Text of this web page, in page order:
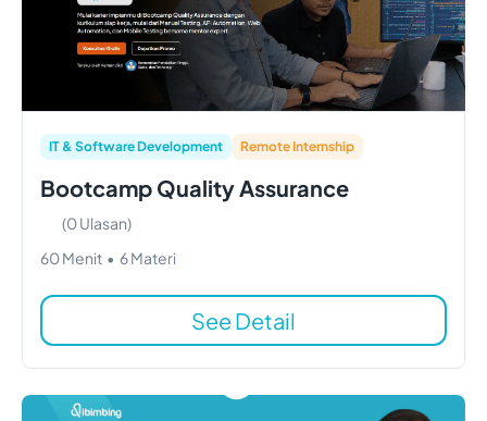
IT & Software Development Remote Internship
Bootcamp Quality Assurance
(0Ulasan)
60Menit • 6Materi
See Detail